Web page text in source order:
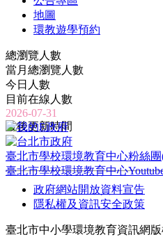
地圖
環教遊學預約
總瀏覽人數
當月總瀏覽人數
今日人數
目前在線人數
2026-07-31
最後更新時間
臺北市學校環境教育中心粉絲
臺北市學校環境教育中心
政府網站開放資料宣告
隱私權及資訊安全政策
臺北市中小學環境教育資訊網